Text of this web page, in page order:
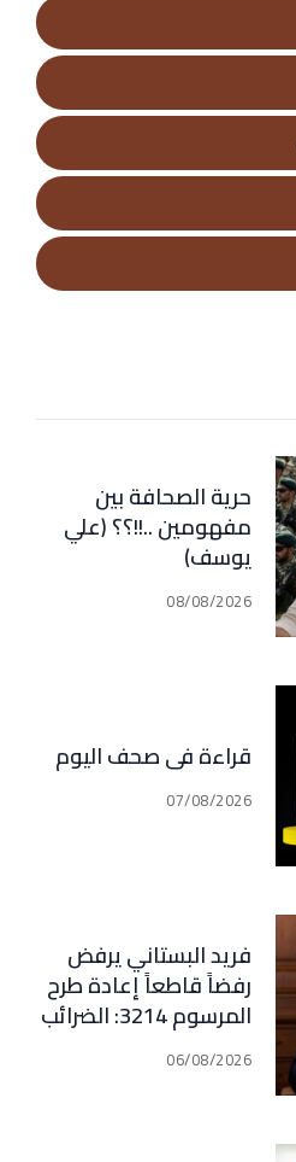
حرية الصحافة بين
مفهومين ..!!؟؟ (علي
يوسف)
08/08/2026
قراءة في صحف اليوم
07/08/2026
فريد البستاني يرفض
رفضاً قاطعاً إعادة طرح
المرسوم 3214: الضرائب
الجديدة تعرقل التعافي
الاقتصادي وتناقض
06/08/2026